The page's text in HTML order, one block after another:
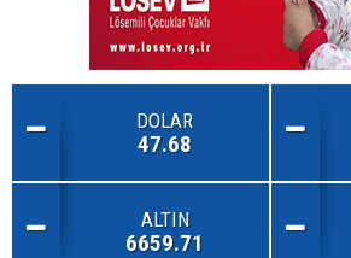
DOLAR
47.68
ALTIN
6659.71